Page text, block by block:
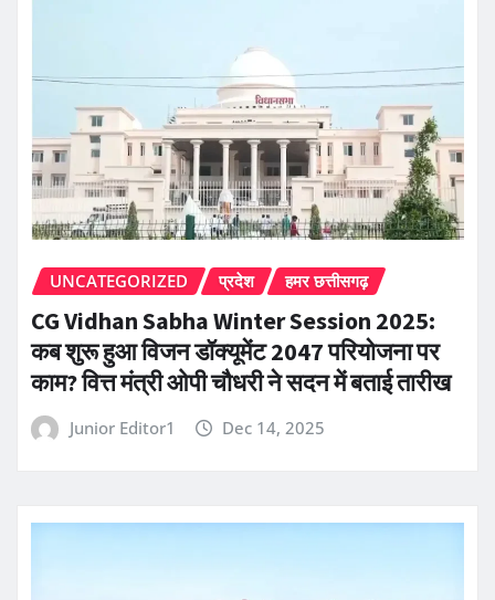
UNCATEGORIZED प्रदेश हमर छत्तीसगढ़
CG Vidhan Sabha Winter Session 2025:
कब शुरू हुआ विजन डॉक्यूमेंट 2047 परियोजना पर
काम? वित्त मंत्री ओपी चौधरी ने सदन में बताई तारीख
Junior Editor1 Dec 14, 2025